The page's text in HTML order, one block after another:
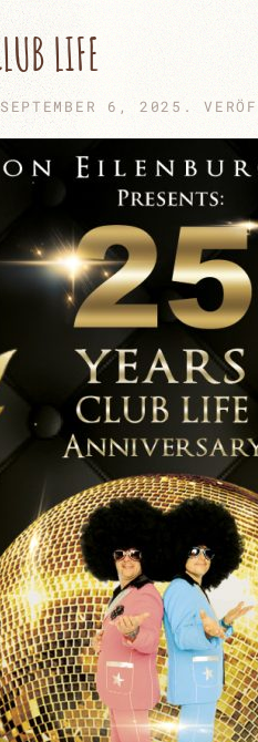
LIFE
SEPTEMBER 6, 2025 .